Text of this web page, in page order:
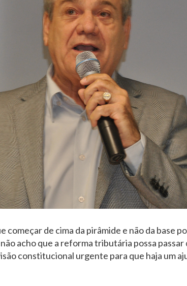
começar de cima da pirâmide e não da base
acho que a reforma tributária possa
constitucional urgente para que haja um